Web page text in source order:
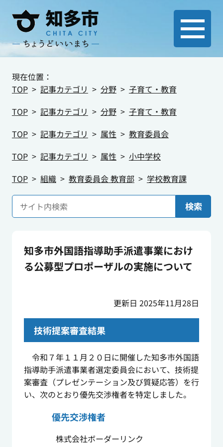
現在位置：
TOP
記事カテゴリ 分野
子育て・教育
TOP
記事カテゴリ 分野
子育て・教育
TOP
記事カテゴリ 属性
教育委員会
TOP
記事カテゴリ 属性
小中学校
TOP
組織 教育委員会 教育部 学校教育課
検索
知多市外国語指導助手派遣事業におけ
る公募型プロポーザルの実施について
更新日 2025年11月28日
技術提案審査結果
令和７年１１月２０日に開催した知多市外国語
指導助手派遣事業者選定委員会において、技術提
案審査（プレゼンテーション及び質疑応答）を行
い、次のとおり優先交渉権者を特定しました。
優先交渉権者
株式会社ボーダーリンク